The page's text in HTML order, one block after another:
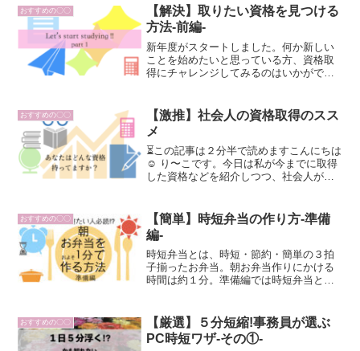
法を紹介します。ぜひあなたの仕事時間
に取り入れてみてください。
おすすめの〇〇
【解決】取りたい資格を見つける
方法-前編-
新年度がスタートしました。何か新しい
ことを始めたいと思っている方、資格取
得にチャレンジしてみるのはいかがでし
最初の２ステップを紹介しました。
おすすめの〇〇
【激推】社会人の資格取得のスス
メ
⏳この記事は２分半で読めますこんにちは
☺︎ り〜こです。今日は私が今までに取得
した資格などを紹介しつつ、社会人が資
かにチャレンジしたい自由な時間がある
うちに将来役に立ち...
おすすめの〇〇
【簡単】時短弁当の作り方-準備
編-
時短弁当とは、時短・節約・簡単の３拍
子揃ったお弁当。朝お弁当作りにかける
時間は約１分。準備編では時短弁当とは
知って欲しいことをまとめました。実践
編の前にお読み下さいね。
おすすめの〇〇
【厳選】５分短縮!事務員が選ぶ
PC時短ワザ-その①-